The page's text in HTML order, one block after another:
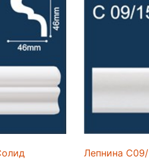
Лепнина